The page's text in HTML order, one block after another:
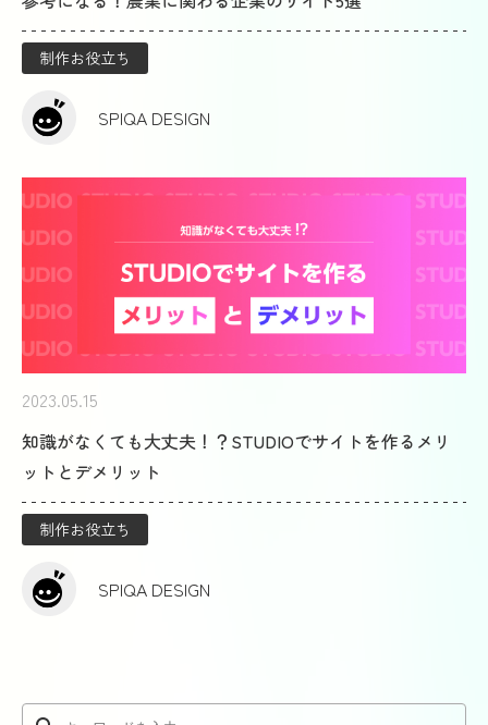
制作お役立ち
SPIQA DESIGN
2023.05.15
知識がなくても大丈夫！？STUDIOでサイトを作るメリ
ットとデメリット
制作お役立ち
SPIQA DESIGN